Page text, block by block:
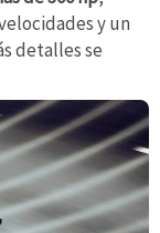
y un
detalles se